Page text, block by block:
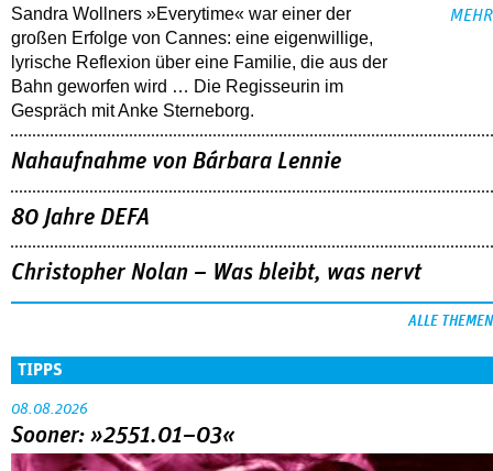
Sandra Wollners »Everytime« war einer der
großen Erfolge von Cannes: eine eigenwillige,
lyrische Reflexion über eine ­Familie, die aus der
Bahn geworfen wird … Die Regisseurin im
Gespräch mit Anke Sterneborg.
MEHR
Nahaufnahme von Bárbara Lennie
80 Jahre DEFA
Christopher Nolan – Was bleibt, was nervt
ALLE THEMEN
TIPPS
08.08.2026
Sooner: »2551.01–03«